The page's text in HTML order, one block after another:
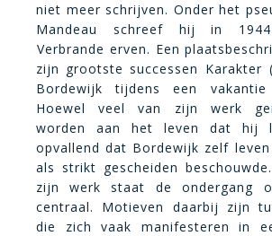
niet meer schrijven. Onder het
Mandeau schreef hij in
Verbrande erven. Een
zijn grootste successen
Bordewijk tijdens een vakantie
Hoewel veel van zijn werk
worden aan het leven dat hij
opvallend dat Bordewijk zelf
als strikt gescheiden
zijn werk staat de ondergang
centraal. Motieven daarbij zijn
die zich vaak manifesteren in